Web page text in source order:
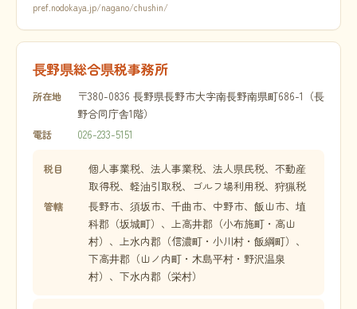
pref.nodokaya.jp/nagano/chushin/
長野県総合県税事務所
所在地
〒380-0836 長野県長野市大字南長野南県町686-1（長
野合同庁舎1階）
電話 026-233-5151
税目
個人事業税、法人事業税、法人県民税、不動産
取得税、軽油引取税、ゴルフ場利用税、狩猟税
管轄
長野市、須坂市、千曲市、中野市、飯山市、埴
科郡（坂城町）、上高井郡（小布施町・高山
村）、上水内郡（信濃町・小川村・飯綱町）、
下高井郡（山ノ内町・木島平村・野沢温泉
村）、下水内郡（栄村）